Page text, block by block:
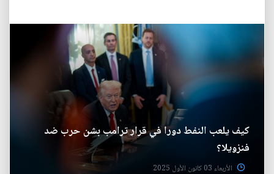
كيف يلعب النفط دورا في قرار ترامب بشن حرب ضد
فنزويلا؟
الأربعاء 03 كانون الأول 2025